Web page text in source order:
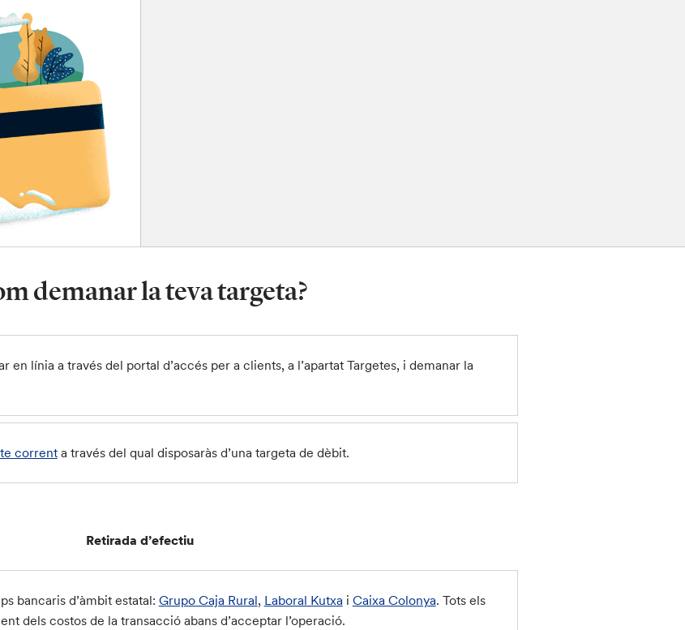
demanar la teva targeta?
en línia a través del portal d’accés per a clients, a l’apartat Targetes, i demanar la
correnta través del qual disposaràs d’una targeta de dèbit.
Retirada d’efectiu
bancaris d’àmbit estatal: Grupo Caja Rural, Laboral Kutxa i Caixa Colonya. Tots els
dels costos de la transacció abans d’acceptar l’operació.